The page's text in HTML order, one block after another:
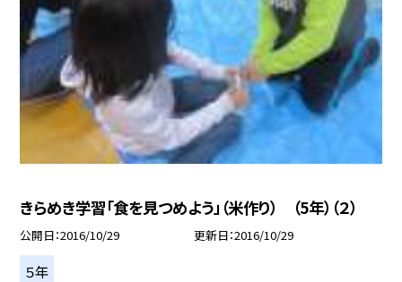
きらめき学習「食を見つめよう」（米作り） （5年）（２）
公開日 2016/10/29 更新日 2016/10/29
５年